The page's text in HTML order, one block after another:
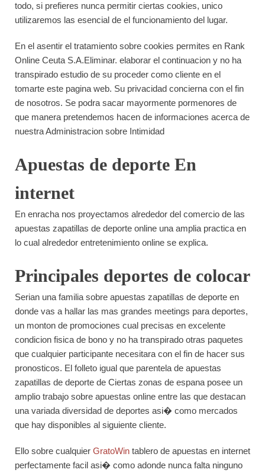
todo, si prefieres nunca permitir ciertas cookies, unico
utilizaremos las esencial de el funcionamiento del lugar.
En el asentir el tratamiento sobre cookies permites en Rank
Online Ceuta S.A.Eliminar. elaborar el continuacion y no ha
transpirado estudio de su proceder como cliente en el
tomarte este pagina web. Su privacidad concierna con el fin
de nosotros. Se podra sacar mayormente pormenores de
que manera pretendemos hacen de informaciones acerca de
nuestra Administracion sobre Intimidad
Apuestas de deporte En
internet
En enracha nos proyectamos alrededor del comercio de las
apuestas zapatillas de deporte online una amplia practica en
lo cual alrededor entretenimiento online se explica.
Principales deportes de colocar
Serian una familia sobre apuestas zapatillas de deporte en
donde vas a hallar las mas grandes meetings para deportes,
un monton de promociones cual precisas en excelente
condicion fisica de bono y no ha transpirado otras paquetes
que cualquier participante necesitara con el fin de hacer sus
pronosticos. El folleto igual que parentela de apuestas
zapatillas de deporte de Ciertas zonas de espana posee un
amplio trabajo sobre apuestas online entre las que destacan
una variada diversidad de deportes asi� como mercados
que hay disponibles al siguiente cliente.
Ello sobre cualquier GratoWin tablero de apuestas en internet
perfectamente facil asi� como adonde nunca falta ninguno